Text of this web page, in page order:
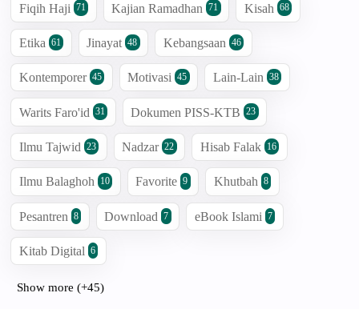
Fiqih Haji 71 Kajian Ramadhan 71 Kisah 68
Etika 61 Jinayat 48 Kebangsaan 46
Kontemporer 45 Motivasi 45 Lain-Lain 38
Warits Faro'id 31 Dokumen PISS-KTB 23
Ilmu Tajwid 23 Nadzar 22 Hisab Falak 16
Ilmu Balaghoh 10 Favorite 9 Khutbah 8
Pesantren 8 Download 7 eBook Islami 7
Kitab Digital 6
Show more (+45)